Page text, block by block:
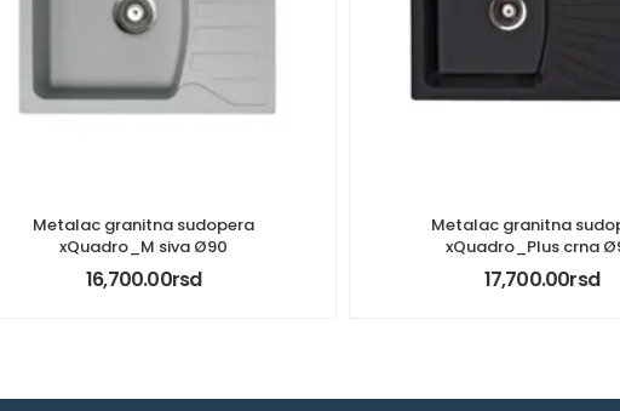
Metalac granitna sudopera
xQuadro_M siva Ø90
16,700.00rsd
Metalac granitna
xQuadro_Plus crna
17,700.00rsd